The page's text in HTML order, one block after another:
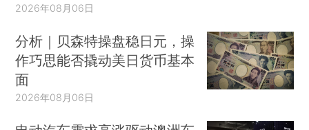
2026年08月06日
分析｜贝森特操盘稳日元，操
作巧思能否撬动美日货币基本
面
2026年08月06日